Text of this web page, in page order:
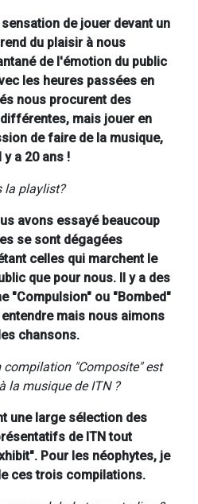
sensation de jouer devant un
du plaisir à nous
de l'émotion du public
les heures passées en
nous procurent des
mais jouer en
de faire de la musique,
a 20 ans !
la playlist?
avons essayé beaucoup
se sont dégagées
celles qui marchent le
que pour nous. Il y a des
"Compulsion" ou "Bombed"
mais nous aimons
chansons.
compilation "Composite" est
la musique de ITN ?
une large sélection des
de ITN tout
Pour les néophytes, je
ces trois compilations.